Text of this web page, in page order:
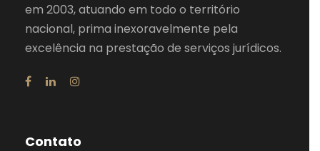
em 2003, atuando em todo o território
nacional, prima inexoravelmente pela
excelência na prestação de serviços jurídicos.
Contato